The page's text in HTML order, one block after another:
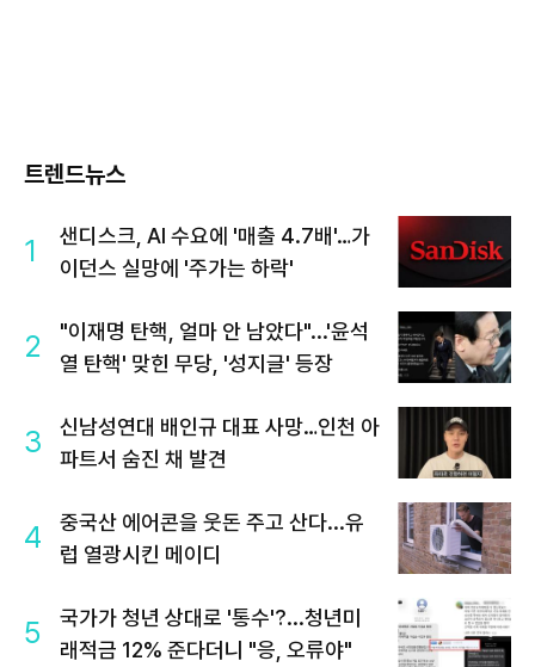
트렌드뉴스
1
샌디스크, AI 수요에 '매출 4.7배'…가
이던스 실망에 '주가는 하락'
2
"이재명 탄핵, 얼마 안 남았다"...'윤석
열 탄핵' 맞힌 무당, '성지글' 등장
3
신남성연대 배인규 대표 사망…인천 아
파트서 숨진 채 발견
4
중국산 에어콘을 웃돈 주고 산다...유
럽 열광시킨 메이디
5
국가가 청년 상대로 '통수'?...청년미
래적금 12% 준다더니 "응, 오류야"